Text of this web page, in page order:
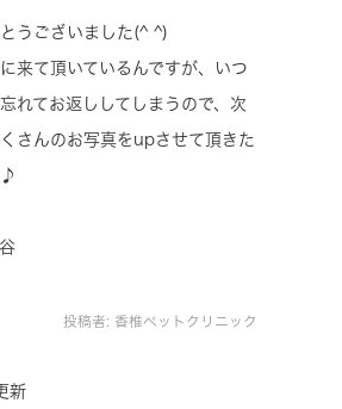
うございました(^ ^)
来て頂いているんですが、いつ
れてお返ししてしまうので、次
さんのお写真をupさせて頂きた
♪
投稿者: 香椎ペットクリニック
新